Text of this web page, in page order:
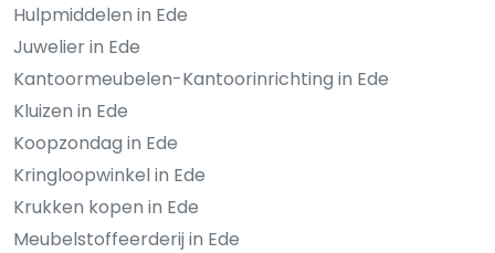
Hulpmiddelen in Ede
Juwelier in Ede
Kantoormeubelen-Kantoorinrichting in Ede
Kluizen in Ede
Koopzondag in Ede
Kringloopwinkel in Ede
Krukken kopen in Ede
Meubelstoffeerderij in Ede